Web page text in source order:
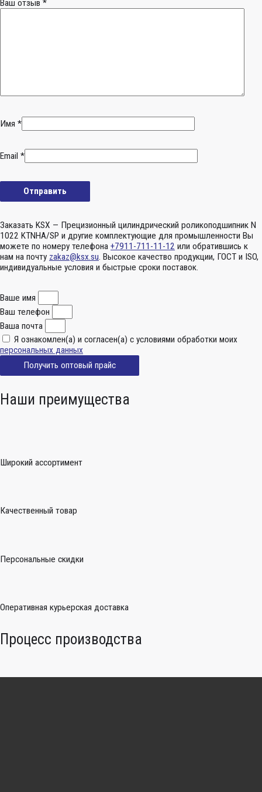
Ваш отзыв *
Имя *
Email *
Заказать KSX — Прецизионный цилиндрический роликоподшипник N
1022 KTNHA/SP и другие комплектующие для промышленности Вы
можете по номеру телефона +7911-711-11-12 или обратившись к
нам на почту zakaz@ksx.su. Высокое качество продукции, ГОСТ и ISO,
индивидуальные условия и быстрые сроки поставок.
Ваше имя
Ваш телефон
Ваша почта
Я ознакомлен(а) и согласен(а) с условиями обработки моих
персональных данных
Получить оптовый прайс
Наши преимущества
Широкий ассортимент
Качественный товар
Персональные скидки
Оперативная курьерская доставка
Процесс производства